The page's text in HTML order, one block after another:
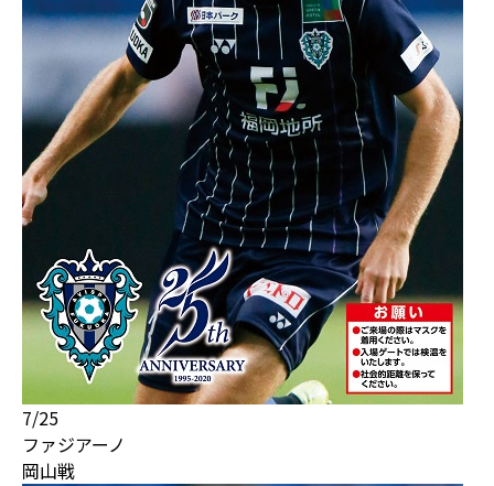
7/25
ファジアーノ
岡山戦